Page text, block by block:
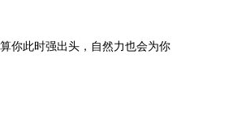
你此时强出头，自然力也会为你